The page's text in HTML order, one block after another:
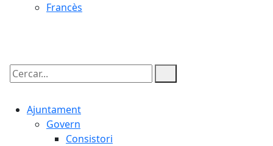
Francès
Cercar:
Ajuntament
Govern
Consistori